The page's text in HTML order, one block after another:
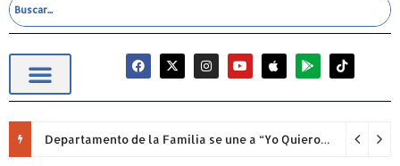
Departamento de la Familia se une a “Yo Quiero Mi Escuela 2026”